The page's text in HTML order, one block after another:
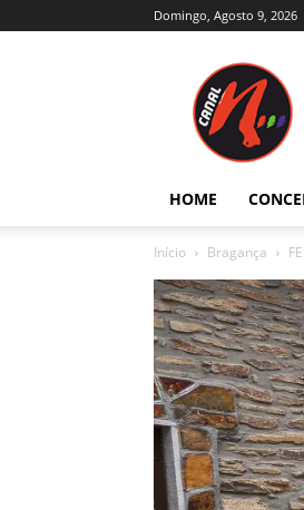
Domingo, Agosto 9, 2026
HOME
Início Bragança